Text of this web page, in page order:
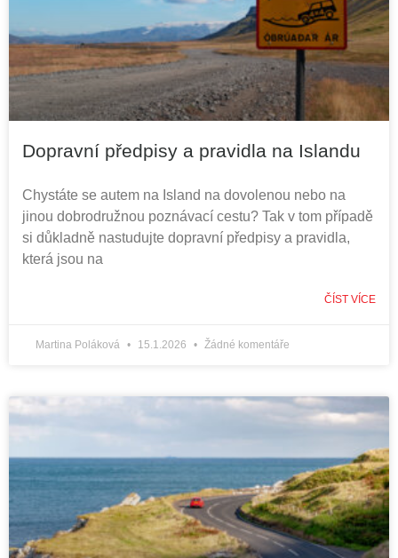
Dopravní předpisy a pravidla na Islandu
Chystáte se autem na Island na dovolenou nebo na
jinou dobrodružnou poznávací cestu? Tak v tom případě
si důkladně nastudujte dopravní předpisy a pravidla,
která jsou na
ČÍST VÍCE
Martina Poláková 15.1.2026 Žádné komentáře